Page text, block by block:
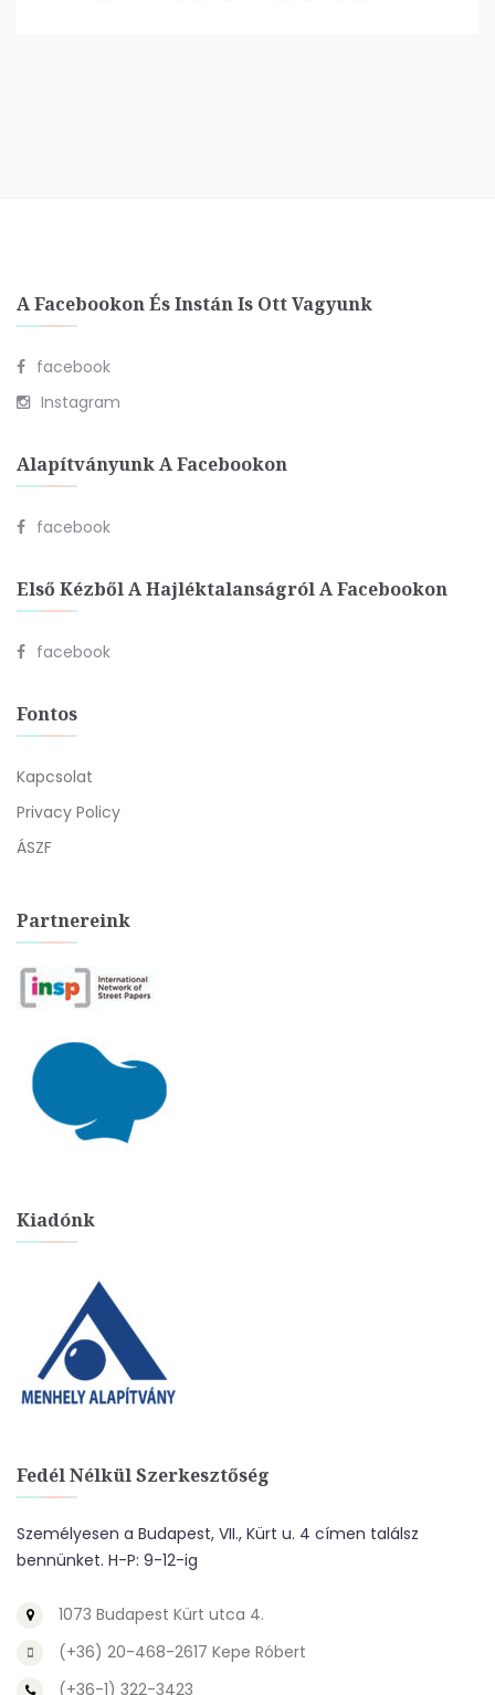
A Facebookon És Instán Is Ott Vagyunk
facebook
Instagram
Alapítványunk A Facebookon
facebook
Első Kézből A Hajléktalanságról A Facebookon
facebook
Fontos
Kapcsolat
Privacy Policy
ÁSZF
Partnereink
Kiadónk
Fedél Nélkül Szerkesztőség
Személyesen a Budapest, VII., Kürt u. 4 címen találsz
bennünket. H-P: 9-12-ig
1073 Budapest Kürt utca 4.
(+36) 20-468-2617 Kepe Róbert
(+36-1) 322-3423